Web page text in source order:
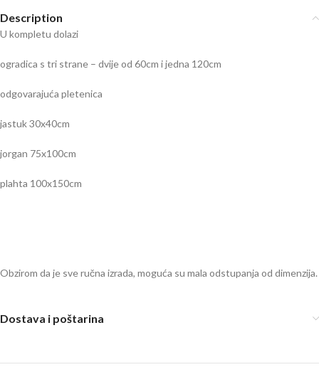
Description
U kompletu dolazi
ogradica s tri strane – dvije od 60cm i jedna 120cm
odgovarajuća pletenica
jastuk 30x40cm
jorgan 75x100cm
plahta 100x150cm
Obzirom da je sve ručna izrada, moguća su mala odstupanja od dimenzija.
Dostava i poštarina